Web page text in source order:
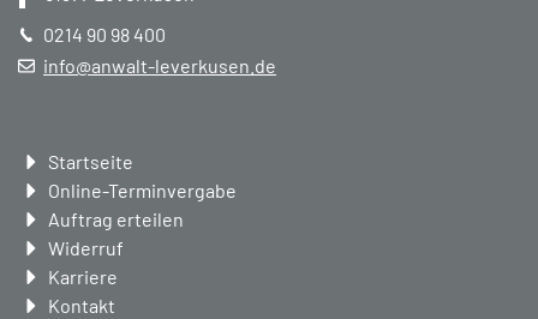
0214 90 98 400
info@anwalt-leverkusen.de
Navigation
überspringen
Startseite
Online-Terminvergabe
Auftrag erteilen
Widerruf
Karriere
Kontakt